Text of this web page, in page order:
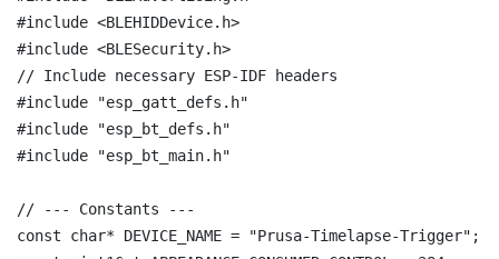
#include <BLEHIDDevice.h>
#include <BLESecurity.h>
// Include necessary ESP-IDF headers
#include "esp_gatt_defs.h"
#include "esp_bt_defs.h"
#include "esp_bt_main.h"
// --- Constants ---
const char* DEVICE_NAME = "Prusa-Timelapse-Trigger";